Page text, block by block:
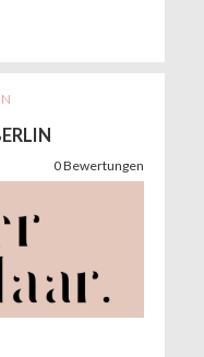
0Bewertungen